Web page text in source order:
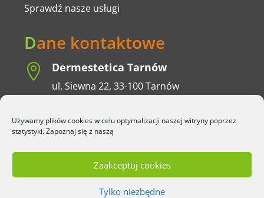
Używamy plików cookies w celu optymalizacji naszej witryny poprzez
statystyki. Zapoznaj się z naszą
Zaakceptuj cookies
Tylko niezbędne
Sprawdź nasze usługi
Dane kontaktowe
 Dermestetica Tarnów
ul. Siewna 22, 33-100 Tarnów
+48 606 290 519
a.bulat@dermestetica-tarnow.pl
Polityka prywatności i cookies
Sprawdź jak do nas dojechać